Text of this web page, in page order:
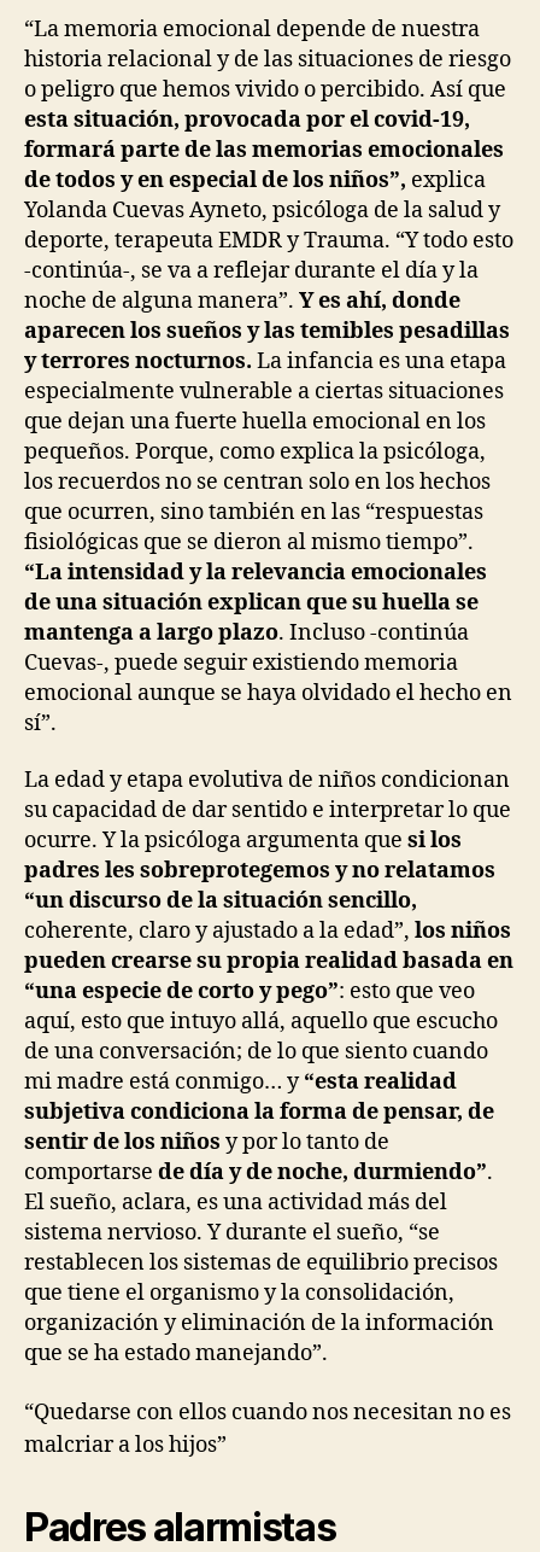
“La memoria emocional depende de nuestra
historia relacional y de las situaciones de riesgo
o peligro que hemos vivido o percibido. Así que
esta situación, provocada por el covid-19,
formará parte de las memorias emocionales
de todos y en especial de los niños”, explica
Yolanda Cuevas Ayneto, psicóloga de la salud y
deporte, terapeuta EMDR y Trauma. “Y todo esto
-continúa-, se va a reflejar durante el día y la
noche de alguna manera”. Y es ahí, donde
aparecen los sueños y las temibles pesadillas
y terrores nocturnos. La infancia es una etapa
especialmente vulnerable a ciertas situaciones
que dejan una fuerte huella emocional en los
pequeños. Porque, como explica la psicóloga,
los recuerdos no se centran solo en los hechos
que ocurren, sino también en las “respuestas
fisiológicas que se dieron al mismo tiempo”.
“La intensidad y la relevancia emocionales
de una situación explican que su huella se
mantenga a largo plazo. Incluso -continúa
Cuevas-, puede seguir existiendo memoria
emocional aunque se haya olvidado el hecho en
sí”.
La edad y etapa evolutiva de niños condicionan
su capacidad de dar sentido e interpretar lo que
ocurre. Y la psicóloga argumenta que si los
padres les sobreprotegemos y no relatamos
“un discurso de la situación sencillo,
coherente, claro y ajustado a la edad”, los niños
pueden crearse su propia realidad basada en
“una especie de corto y pego”: esto que veo
aquí, esto que intuyo allá, aquello que escucho
de una conversación; de lo que siento cuando
mi madre está conmigo… y“esta realidad
subjetiva condiciona la forma de pensar, de
sentir de los niños y por lo tanto de
comportarse de día y de noche, durmiendo”.
El sueño, aclara, es una actividad más del
sistema nervioso. Y durante el sueño, “se
restablecen los sistemas de equilibrio precisos
que tiene el organismo y la consolidación,
organización y eliminación de la información
que se ha estado manejando”.
“Quedarse con ellos cuando nos necesitan no es
malcriar a los hijos”
Padres alarmistas